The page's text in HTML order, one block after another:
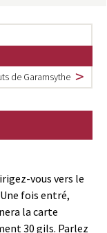
de Garamsythe
vous vers le
fois entré,
la carte
30 gils. Parlez